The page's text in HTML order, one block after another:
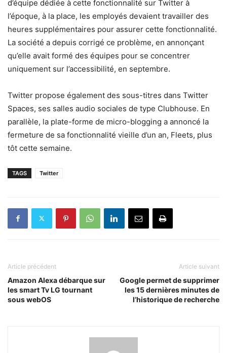
d’équipe dédiée à cette fonctionnalité sur Twitter à
l’époque, à la place, les employés devaient travailler des
heures supplémentaires pour assurer cette fonctionnalité.
La société a depuis corrigé ce problème, en annonçant
qu’elle avait formé des équipes pour se concentrer
uniquement sur l’accessibilité, en septembre.
Twitter propose également des sous-titres dans Twitter
Spaces, ses salles audio sociales de type Clubhouse. En
parallèle, la plate-forme de micro-blogging a annoncé la
fermeture de sa fonctionnalité vieille d’un an, Fleets, plus
tôt cette semaine.
TAGS Twitter
Article précédent
Amazon Alexa débarque sur
les smart Tv LG tournant
sous webOS
Article suivant
Google permet de supprimer
les 15 dernières minutes de
l’historique de recherche